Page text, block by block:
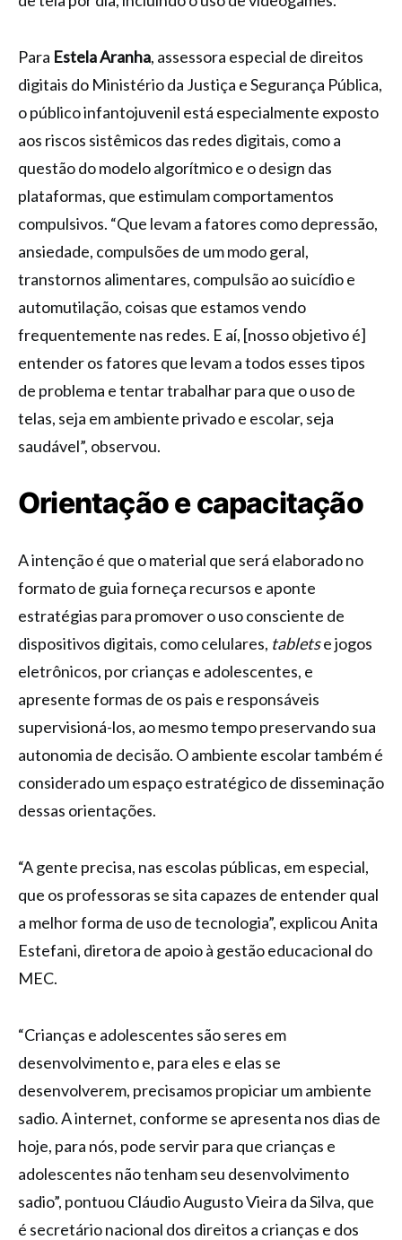
Para Estela Aranha, assessora especial de direitos
digitais do Ministério da Justiça e Segurança Pública,
o público infantojuvenil está especialmente exposto
aos riscos sistêmicos das redes digitais, como a
questão do modelo algorítmico e o design das
plataformas, que estimulam comportamentos
compulsivos. “Que levam a fatores como depressão,
ansiedade, compulsões de um modo geral,
transtornos alimentares, compulsão ao suicídio e
automutilação, coisas que estamos vendo
frequentemente nas redes. E aí, [nosso objetivo é]
entender os fatores que levam a todos esses tipos
de problema e tentar trabalhar para que o uso de
telas, seja em ambiente privado e escolar, seja
saudável”, observou.
Orientação e capacitação
A intenção é que o material que será elaborado no
formato de guia forneça recursos e aponte
estratégias para promover o uso consciente de
dispositivos digitais, como celulares, tabletse jogos
eletrônicos, por crianças e adolescentes, e
apresente formas de os pais e responsáveis
supervisioná-los, ao mesmo tempo preservando sua
autonomia de decisão. O ambiente escolar também é
considerado um espaço estratégico de disseminação
dessas orientações.
“A gente precisa, nas escolas públicas, em especial,
que os professoras se sita capazes de entender qual
a melhor forma de uso de tecnologia”, explicou Anita
Estefani, diretora de apoio à gestão educacional do
MEC.
“Crianças e adolescentes são seres em
desenvolvimento e, para eles e elas se
desenvolverem, precisamos propiciar um ambiente
sadio. A internet, conforme se apresenta nos dias de
hoje, para nós, pode servir para que crianças e
adolescentes não tenham seu desenvolvimento
sadio”, pontuou Cláudio Augusto Vieira da Silva, que
é secretário nacional dos direitos a crianças e dos